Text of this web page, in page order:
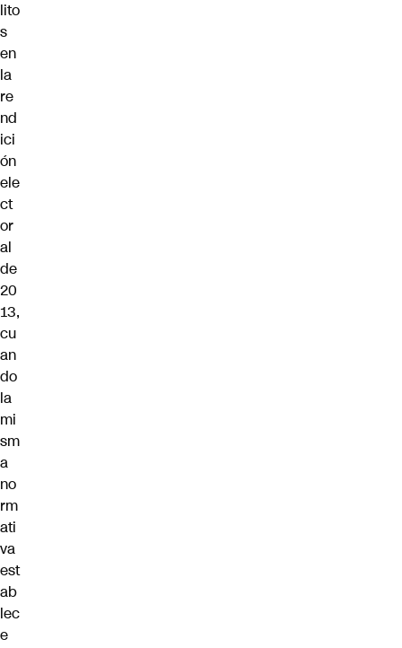
lito
s
en
la
re
nd
ici
ón
ele
ct
or
al
de
20
13,
cu
an
do
la
mi
sm
a
no
rm
ati
va
est
ab
lec
e